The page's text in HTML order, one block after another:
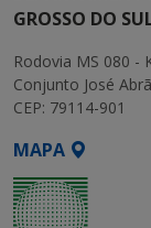
GROSSO DO
Rodovia MS 080 -
Conjunto José
CEP: 79114-901
MAPA